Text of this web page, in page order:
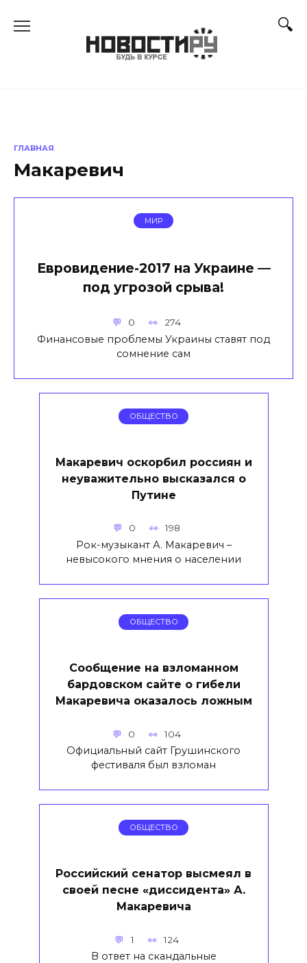
ГЛАВНАЯ
Макаревич
МИР
Евровидение-2017 на Украине —
под угрозой срыва!
0 274
Финансовые проблемы Украины ставят под
сомнение сам
ОБЩЕСТВО
Макаревич оскорбил россиян и
неуважительно высказался о
Путине
0 198
Рок-музыкант А. Макаревич –
невысокого мнения о населении
ОБЩЕСТВО
Сообщение на взломанном
бардовском сайте о гибели
Макаревича оказалось ложным
0 104
Официальный сайт Грушинского
фестиваля был взломан
ОБЩЕСТВО
Российский сенатор высмеял в
своей песне «диссидента» А.
Макаревича
1 124
В ответ на скандальные